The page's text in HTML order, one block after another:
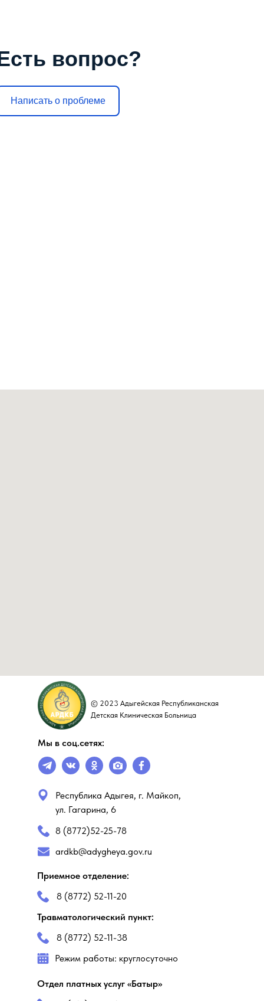
вопрос?
Написать о проблеме
Приемное отделение:
Режим работы: круглосуточно
8 (8772) 52-11-20
Травматологический пункт:
8 (8772) 52-11-38
Отдел платных услуг «Батыр»
Республика Адыгея, г. Майкоп,
ул. Гагарина, 6
ardkb@adygheya.gov.ru
8 (8772)52-25-78
Мы в соц.сетях:
© 2023 Адыгейская Республиканская
Детская Клиническая Больница